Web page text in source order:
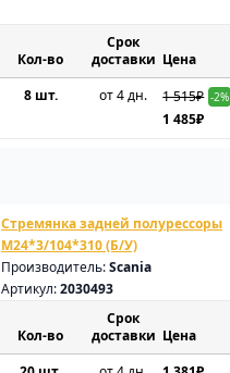
Срок
доставки Цена
8 шт. от 4 дн. 1 515₽ -2%
1 485₽
Стремянка задней полурессоры
M24*3/104*310 (Б/У)
Производитель:Scania
Артикул:2030493
Срок
доставки Цена